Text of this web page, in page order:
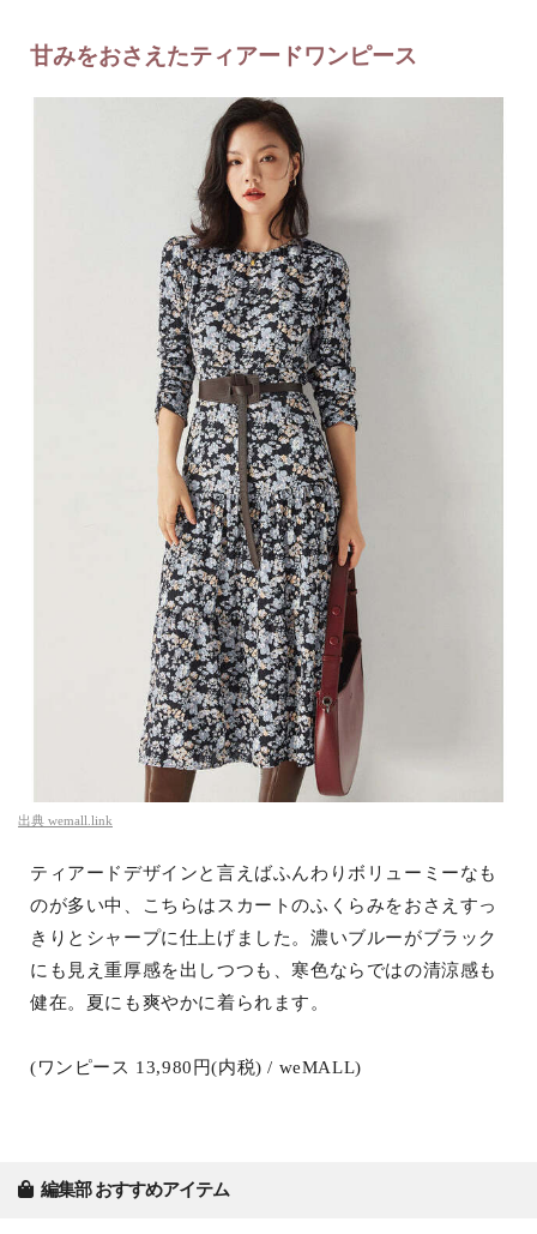
甘みをおさえたティアードワンピース
出典 wemall.link
ティアードデザインと言えばふんわりボリューミーなも
のが多い中、こちらはスカートのふくらみをおさえすっ
きりとシャープに仕上げました。濃いブルーがブラック
にも見え重厚感を出しつつも、寒色ならではの清涼感も
健在。夏にも爽やかに着られます。
(ワンピース 13,980円(内税) / weMALL)
編集部 おすすめアイテム